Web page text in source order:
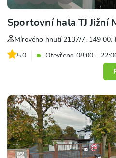
Sportovní hala TJ Jižní
Mírového hnutí 2137/7, 149 00,
5.0
Otevřeno 08:00 -